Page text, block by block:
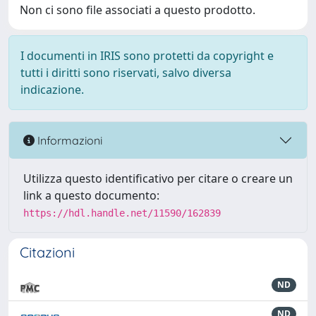
Non ci sono file associati a questo prodotto.
I documenti in IRIS sono protetti da copyright e
tutti i diritti sono riservati, salvo diversa
indicazione.
Informazioni
Utilizza questo identificativo per citare o creare un
link a questo documento:
https://hdl.handle.net/11590/162839
Citazioni
ND